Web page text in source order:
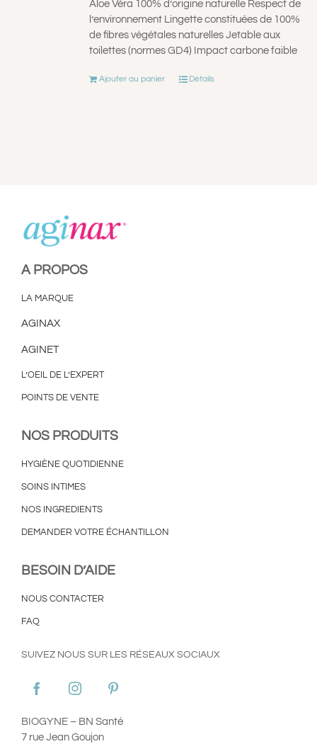
Aloe Véra 100% d’origine naturelle Respect de
l’environnement Lingette constituées de 100%
de fibres végétales naturelles Jetable aux
toilettes (normes GD4) Impact carbone faible
Ajouter au panier Détails
A PROPOS
LA MARQUE
AGINAX
AGINET
L’OEIL DE L’EXPERT
POINTS DE VENTE
NOS PRODUITS
HYGIÈNE QUOTIDIENNE
SOINS INTIMES
NOS INGREDIENTS
DEMANDER VOTRE ÉCHANTILLON
BESOIN D’AIDE
NOUS CONTACTER
FAQ
SUIVEZ NOUS SUR LES RÉSEAUX SOCIAUX
BIOGYNE – BN Santé
7 rue Jean Goujon